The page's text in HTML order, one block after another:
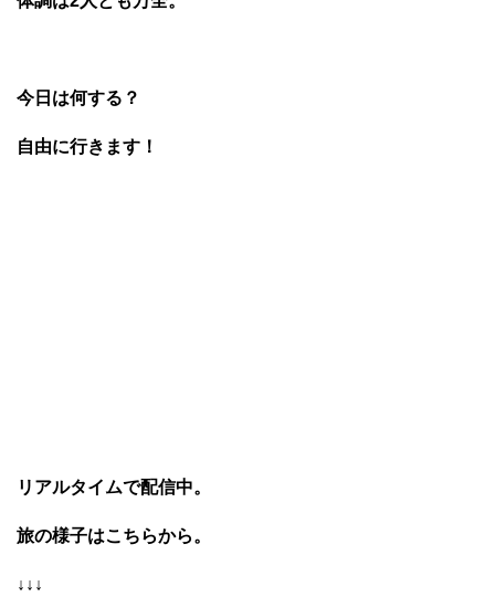
今日は何する？
自由に行きます！
リアルタイムで配信中。
旅の様子はこちらから。
↓↓↓